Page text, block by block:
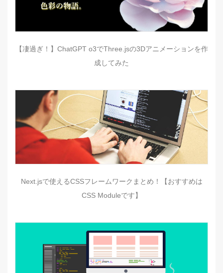
【凄過ぎ！】ChatGPT o3でThree.jsの3Dアニメーションを作
成してみた
Next.jsで使えるCSSフレームワークまとめ！【おすすめは
CSS Moduleです】